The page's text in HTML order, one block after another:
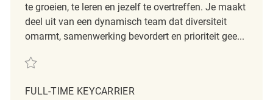
te groeien, te leren en jezelf te overtreffen. Je maakt
deel uit van een dynamisch team dat diversiteit
omarmt, samenwerking bevordert en prioriteit gee...
Redden Retail Associate at The Quarry REQ137461
FULL-TIME KEYCARRIER